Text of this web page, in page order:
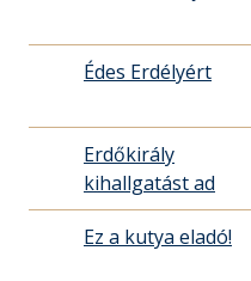
Édes Erdélyért
Erdőkirály
kihallgatást ad
Ez a kutya eladó!